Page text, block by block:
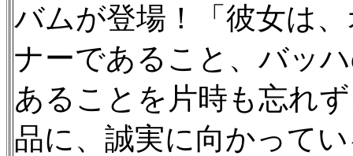
バムが登場！「彼女は
ナーであること、バッ
あることを片時も忘れ
品に、誠実に向かって